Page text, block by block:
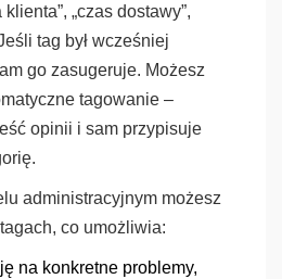
„czas dostawy”,
tag był wcześniej
go zasugeruje. Możesz
tagowanie –
opinii i sam przypisuje
administracyjnym możesz
co umożliwia:
na konkretne problemy,